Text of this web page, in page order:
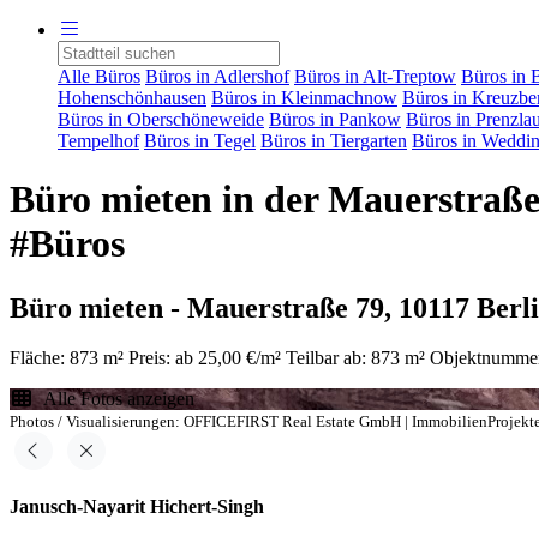
Alle Büros Büros in Adlershof Büros in Alt-Treptow Büros in
Hohenschönhausen Büros in Kleinmachnow Büros in
Büros in Oberschöneweide Büros in Pankow Büros in
Tempelhof Büros in Tegel Büros in Tiergarten Büros in
Büro mieten in der
#Büros
Büro mieten - Mauerstraße 79, 10117
Fläche: 873 m² Preis: ab 25,00 €/m² Teilbar ab: 873 m²
Alle Fotos anzeigen
Photos / Visualisierungen: OFFICEFIRST Real Estate GmbH |
Janusch-Nayarit Hichert-Singh